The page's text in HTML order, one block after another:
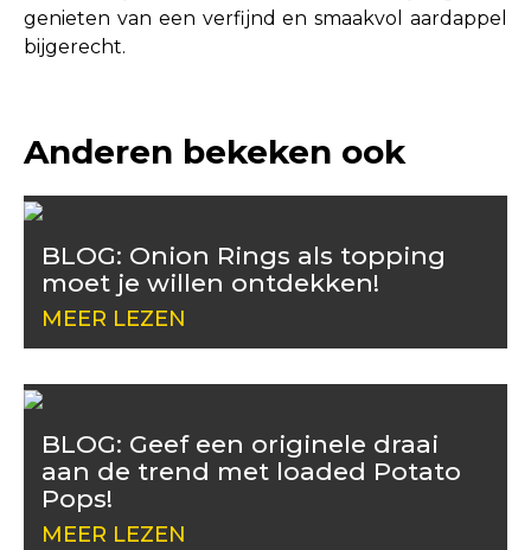
genieten van een verfijnd en smaakvol aardappel
bijgerecht.
Anderen bekeken ook
BLOG: Onion Rings als topping
moet je willen ontdekken!
MEER LEZEN
BLOG: Geef een originele draai
aan de trend met loaded Potato
Pops!
MEER LEZEN